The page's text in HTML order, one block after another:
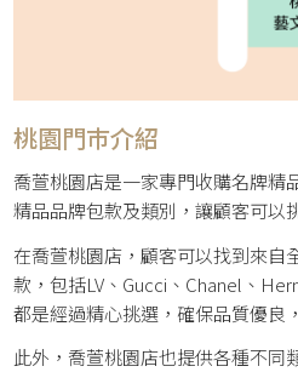
桃園門巿介紹
喬萱桃園店是一家專門收購名牌精
精品品牌包款及類別，讓顧客可以
在喬萱桃園店，顧客可以找到來自
款，包括LV、Gucci、Chanel、
都是經過精心挑選，確保品質優良
此外，喬萱桃園店也提供各種不同